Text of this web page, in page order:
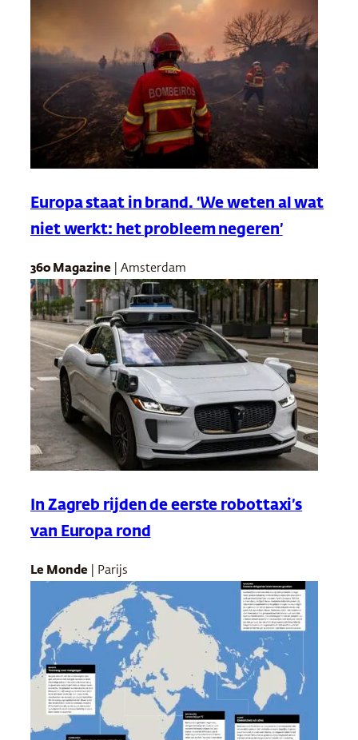
Europa staat in brand. ‘We weten al wat
niet werkt: het probleem negeren’
360 Magazine | Amsterdam
In Zagreb rijden de eerste robottaxi’s
van Europa rond
Le Monde | Parijs